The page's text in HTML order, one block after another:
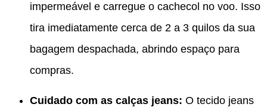
impermeável e carregue o cachecol no voo. Isso
tira imediatamente cerca de 2 a 3 quilos da sua
bagagem despachada, abrindo espaço para
compras.
Cuidado com as calças jeans: O tecido jeans